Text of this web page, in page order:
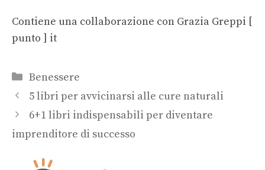
Contiene una collaborazione con Grazia Greppi [
punto ] it
Categorie
Benessere
5 libri per avvicinarsi alle cure naturali
6+1 libri indispensabili per diventare
imprenditore di successo